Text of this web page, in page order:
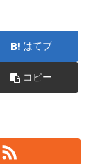
はてブ
コピー